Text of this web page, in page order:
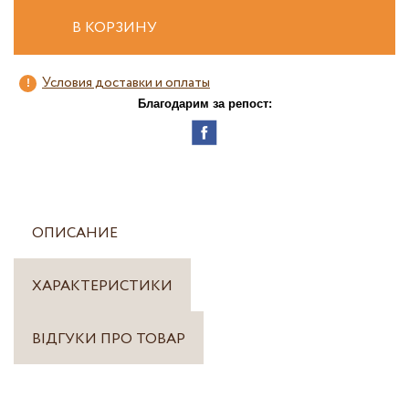
В КОРЗИНУ
Условия доставки и оплаты
Благодарим за репост:
ОПИСАНИЕ
ХАРАКТЕРИСТИКИ
ВІДГУКИ ПРО ТОВАР